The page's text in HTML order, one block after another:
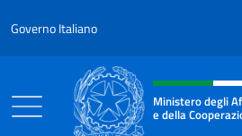
Governo Italiano
Intestazione sito,
Ministero degli
e della